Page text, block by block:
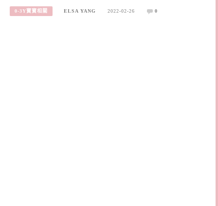
0-3Y寶寶相關 ELSA YANG 2022-02-26 0